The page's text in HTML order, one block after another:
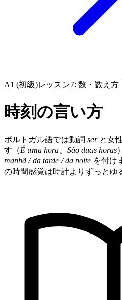
A1 (初級)レッスン7: 数・数え方
時刻の言い方
ポルトガル語では動詞 serと女
す（É uma hora São duas horas
manhã / da tarde / da noite を付け
の時間感覚は時計よりずっとゆ